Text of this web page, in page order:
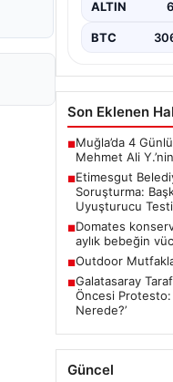
çıkmaya
ALTIN
BTC
Son Eklenen
■Muğla’da 4
Mehmet Ali
■Etimesgut
Soruşturma:
Uyuşturucu Testi
■Domates
aylık bebeğin
■Outdoor
■Galatasaray
Öncesi Protesto:
Nerede?’
Güncel